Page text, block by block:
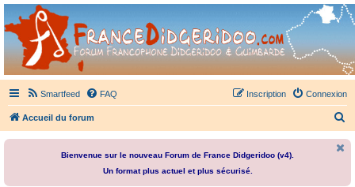
France Didgeridoo
Didgeridoo et Guimbarde sur France Didgeridoo - retrouvez la communauté.
Smartfeed FAQ Connexion
Inscription
Accueil du forum
Bienvenue sur le nouveau Forum de France Didgeridoo (v4).
Un format plus actuel et plus sécurisé.